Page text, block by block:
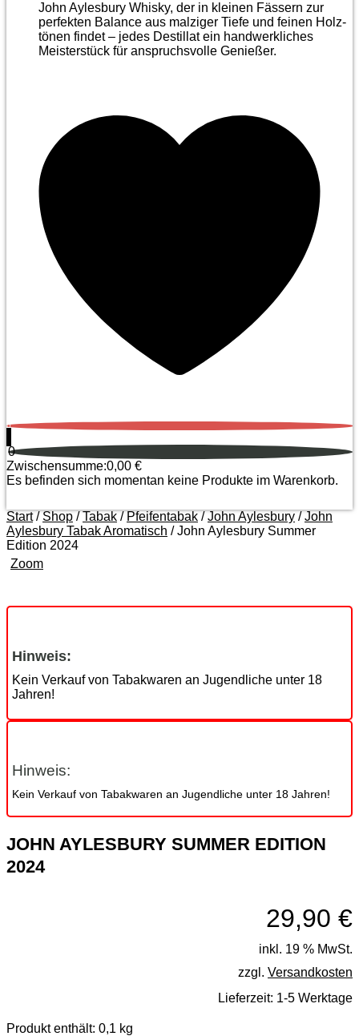
John Aylesbury Whisky, der in kleinen Fässern zur
perfekten Balance aus malziger Tiefe und feinen Holz­
tönen findet – jedes Destillat ein handwerkliches
Meister­stück für anspruchsvolle Genießer.
0
0
Zwischensumme:0,00 €
Es befinden sich momentan keine Produkte im Warenkorb.
Start/ Shop /Tabak / Pfeifentabak /John Aylesbury /John
Aylesbury Tabak Aromatisch / John Aylesbury Summer
Edition 2024
Zoom
Hinweis:
Kein Verkauf von Tabakwaren an Jugendliche unter 18
Jahren!
Hinweis:
Kein Verkauf von Tabakwaren an Jugendliche unter 18 Jahren!
JOHN AYLESBURY SUMMER EDITION
2024
29,90 €
inkl. 19 % MwSt.
zzgl. Versandkosten
Lieferzeit: 1-5 Werktage
Produkt enthält: 0,1 kg